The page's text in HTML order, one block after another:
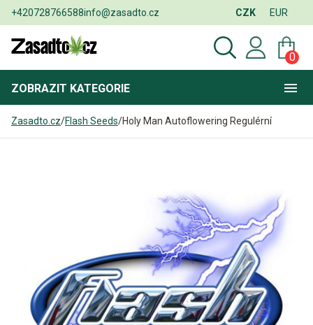
+420728766588info@zasadto.cz CZK EUR
0
ZOBRAZIT KATEGORIE
Zasadto.cz/Flash Seeds/Holy Man Autoflowering Regulérní